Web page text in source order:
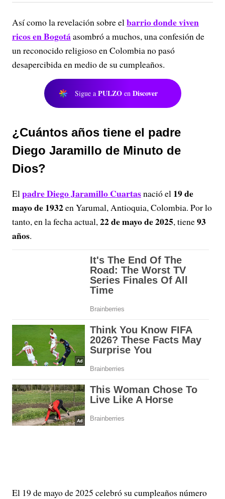
Así como la revelación sobre elbarrio donde viven
ricos en Bogotáasombró a muchos, una confesión de
un reconocido religioso en Colombia no pasó
desapercibida en medio de su cumpleaños.
Sigue a PULZO en Discover
¿Cuántos años tiene el padre
Diego Jaramillo de Minuto de
Dios?
Elpadre Diego Jaramillo Cuartasnació el 19 de
mayo de 1932en Yarumal, Antioquia, Colombia. Por lo
tanto, en la fecha actual,22 de mayo de 2025, tiene93
años.
El 19 de mayo de 2025 celebró su cumpleaños número